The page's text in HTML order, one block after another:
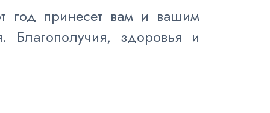
год принесет вам и вашим
здоровья и